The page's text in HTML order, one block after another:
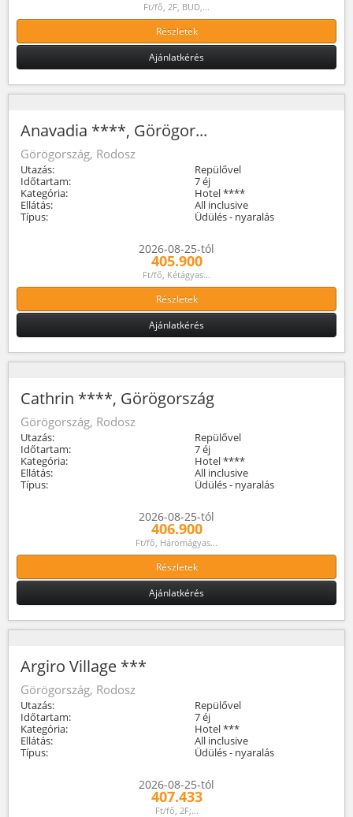
Ft/fő, 2F, BUD,...
Részletek
Ajánlatkérés
Anavadia ****, Görögor...
Görögország, Rodosz
Utazás:
Repülővel
Időtartam:
7 éj
Kategória:
Hotel ****
Ellátás:
All inclusive
Típus:
Üdülés - nyaralás
2026-08-25-tól
405.900
Ft/fő, Kétágyas...
Részletek
Ajánlatkérés
Cathrin ****, Görögország
Görögország, Rodosz
Utazás:
Repülővel
Időtartam:
7 éj
Kategória:
Hotel ****
Ellátás:
All inclusive
Típus:
Üdülés - nyaralás
2026-08-25-tól
406.900
Ft/fő, Háromágyas...
Részletek
Ajánlatkérés
Argiro Village ***
Görögország, Rodosz
Utazás:
Repülővel
Időtartam:
7 éj
Kategória:
Hotel ***
Ellátás:
All inclusive
Típus:
Üdülés - nyaralás
2026-08-25-tól
407.433
Ft/fő, 2F;...